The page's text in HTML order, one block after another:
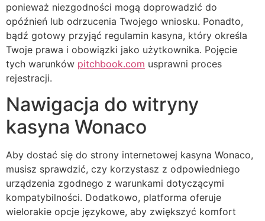
ponieważ niezgodności mogą doprowadzić do
opóźnień lub odrzucenia Twojego wniosku. Ponadto,
bądź gotowy przyjąć regulamin kasyna, który określa
Twoje prawa i obowiązki jako użytkownika. Pojęcie
tych warunków pitchbook.com usprawni proces
rejestracji.
Nawigacja do witryny
kasyna Wonaco
Aby dostać się do strony internetowej kasyna Wonaco,
musisz sprawdzić, czy korzystasz z odpowiedniego
urządzenia zgodnego z warunkami dotyczącymi
kompatybilności. Dodatkowo, platforma oferuje
wielorakie opcje językowe, aby zwiększyć komfort